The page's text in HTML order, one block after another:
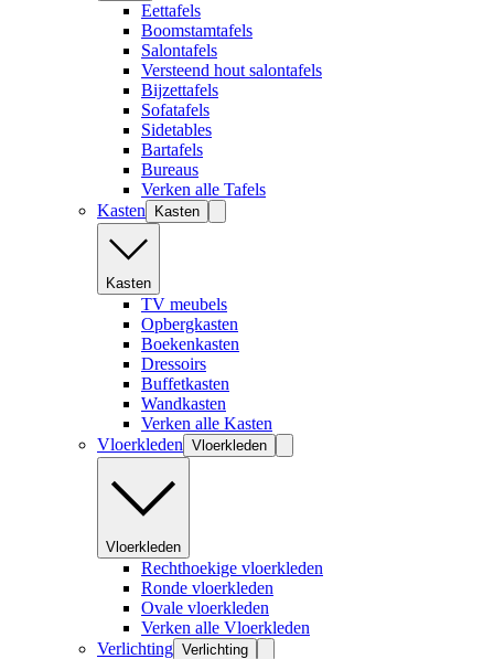
Eettafels
Boomstamtafels
Salontafels
Versteend hout salontafels
Bijzettafels
Sofatafels
Sidetables
Bartafels
Bureaus
Verken alle Tafels
Kasten
Kasten
Kasten
TV meubels
Opbergkasten
Boekenkasten
Dressoirs
Buffetkasten
Wandkasten
Verken alle Kasten
Vloerkleden Vloerkleden
Vloerkleden
Rechthoekige vloerkleden
Ronde vloerkleden
Ovale vloerkleden
Verken alle Vloerkleden
Verlichting Verlichting